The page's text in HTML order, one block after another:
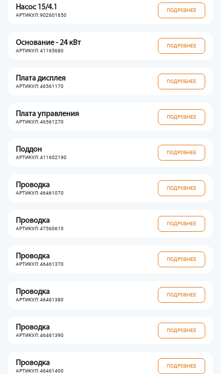
Насос 15/4.1
АРТИКУЛ: 902601650
ПОДРОБНЕЕ
Основание - 24 кВт
АРТИКУЛ: 41165680
ПОДРОБНЕЕ
Плата дисплея
АРТИКУЛ: 46561170
ПОДРОБНЕЕ
Плата управления
АРТИКУЛ: 46561270
ПОДРОБНЕЕ
Поддон
АРТИКУЛ: 411602190
ПОДРОБНЕЕ
Проводка
АРТИКУЛ: 46461070
ПОДРОБНЕЕ
Проводка
АРТИКУЛ: 47560610
ПОДРОБНЕЕ
Проводка
АРТИКУЛ: 46461370
ПОДРОБНЕЕ
Проводка
АРТИКУЛ: 46461380
ПОДРОБНЕЕ
Проводка
АРТИКУЛ: 46461390
ПОДРОБНЕЕ
Проводка
АРТИКУЛ: 46461400
ПОДРОБНЕЕ